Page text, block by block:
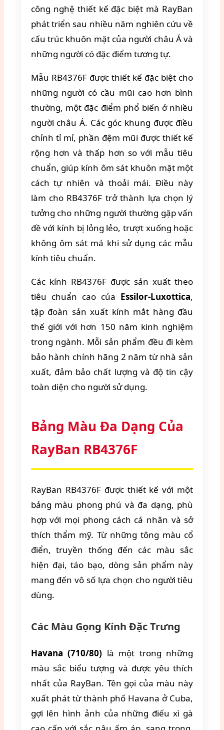
công nghệ thiết kế đặc biệt mà RayBan
phát triển sau nhiều năm nghiên cứu về
cấu trúc khuôn mặt của người châu Á và
những người có đặc điểm tương tự.
Mẫu RB4376F được thiết kế đặc biệt cho
những người có cầu mũi cao hơn bình
thường, một đặc điểm phổ biến ở nhiều
người châu Á. Các góc khung được điều
chỉnh tỉ mỉ, phần đệm mũi được thiết kế
rộng hơn và thấp hơn so với mẫu tiêu
chuẩn, giúp kính ôm sát khuôn mặt một
cách tự nhiên và thoải mái. Điều này
làm cho RB4376F trở thành lựa chọn lý
tưởng cho những người thường gặp vấn
đề với kính bị lỏng lẻo, trượt xuống hoặc
không ôm sát má khi sử dụng các mẫu
kính tiêu chuẩn.
Các kính RB4376F được sản xuất theo
tiêu chuẩn cao của Essilor-Luxottica,
tập đoàn sản xuất kính mắt hàng đầu
thế giới với hơn 150 năm kinh nghiệm
trong ngành. Mỗi sản phẩm đều đi kèm
bảo hành chính hãng 2 năm từ nhà sản
xuất, đảm bảo chất lượng và độ tin cậy
toàn diện cho người sử dụng.
Bảng Màu Đa Dạng Của
RayBan RB4376F
RayBan RB4376F được thiết kế với một
bảng màu phong phú và đa dạng, phù
hợp với mọi phong cách cá nhân và sở
thích thẩm mỹ. Từ những tông màu cổ
điển, truyền thống đến các màu sắc
hiện đại, táo bạo, dòng sản phẩm này
mang đến vô số lựa chọn cho người tiêu
dùng.
Các Màu Gọng Kính Đặc Trưng
Havana (710/80) là một trong những
màu sắc biểu tượng và được yêu thích
nhất của RayBan. Tên gọi của màu này
xuất phát từ thành phố Havana ở Cuba,
gợi lên hình ảnh của những điếu xì gà